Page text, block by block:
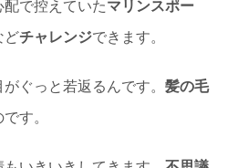
で控えていたマリンスポー
どチャレンジできます。
ぐっと若返るんです。 髪の毛
す。